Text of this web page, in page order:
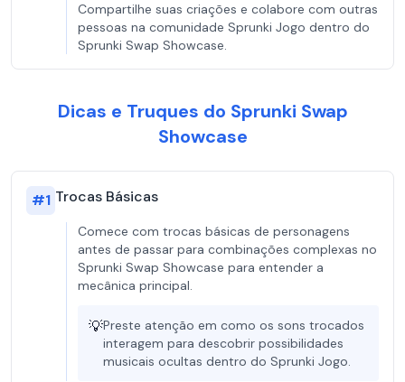
Compartilhe suas criações e colabore com outras
pessoas na comunidade Sprunki Jogo dentro do
Sprunki Swap Showcase.
Dicas e Truques do Sprunki Swap
Showcase
#1 Trocas Básicas
Comece com trocas básicas de personagens
antes de passar para combinações complexas no
Sprunki Swap Showcase para entender a
mecânica principal.
💡Preste atenção em como os sons trocados
interagem para descobrir possibilidades
musicais ocultas dentro do Sprunki Jogo.